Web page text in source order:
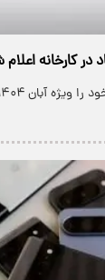
اعلام شد
۱۴۰۴ اعلام کرد.